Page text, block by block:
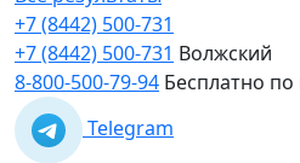
+7 (8442) 500-731
+7 (8442) 500-731 Волжский
8-800-500-79-94 Бесплатно по
Telegram